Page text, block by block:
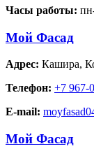
Часы работы:
Мой Фасад
Адрес: Кашира,
Телефон: +7 967-
E-mail:
Мой Фасад